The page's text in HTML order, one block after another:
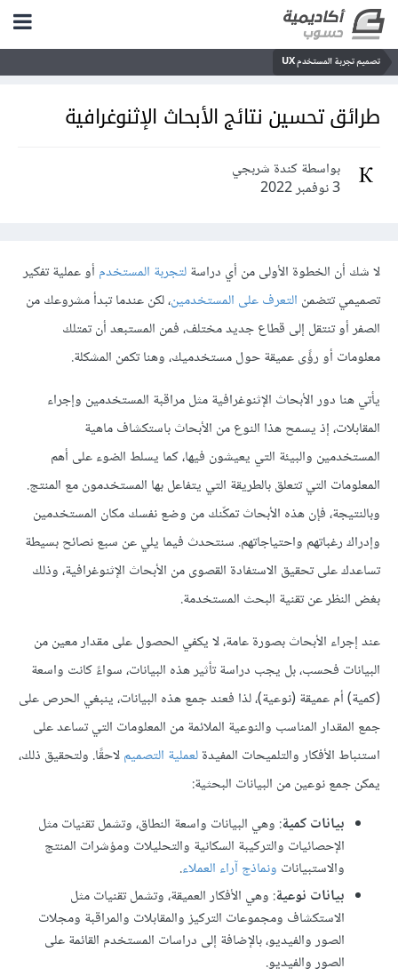
تصميم تجربة المستخدم UX
طرائق تحسين نتائج الأبحاث الإثنوغرافية
بواسطة كندة شربجي
3 نوفمبر 2022
لا شك أن الخطوة الأولى من أي دراسةلتجربة المستخدم أو عملية تفكير
تصميمي تتضمن التعرف على المستخدمين، لكن عندما تبدأ مشروعك من
الصفر أو تنتقل إلى قطاع جديد مختلف، فمن المستبعد أن تمتلك
معلومات أو رؤًى عميقة حول مستخدميك، وهنا تكمن المشكلة.
يأتي هنا دور الأبحاث الإثنوغرافية مثل مراقبة المستخدمين وإجراء
المقابلات، إذ يسمح هذا النوع من الأبحاث باستكشاف ماهية
المستخدمين والبيئة التي يعيشون فيها، كما يسلط الضوء على أهم
المعلومات التي تتعلق بالطريقة التي يتفاعل بها المستخدمون مع المنتج.
وبالنتيجة، فإن هذه الأبحاث تمكّنك من وضع نفسك مكان المستخدمين
وإدراك رغباتهم واحتياجاتهم. سنتحدث فيما يلي عن سبع نصائح بسيطة
تساعدك على تحقيق الاستفادة القصوى من الأبحاث الإثنوغرافية، وذلك
بغض النظر عن تقنية البحث المستخدمة.
عند إجراء الأبحاث بصورة عامة، لا يكفي الحصول على مقدار معين من
البيانات فحسب، بل يجب دراسة تأثير هذه البيانات، سواءً كانت واسعة
(كمية) أم عميقة (نوعية)، لذا فعند جمع هذه البيانات، ينبغي الحرص على
جمع المقدار المناسب والنوعية الملائمة من المعلومات التي تساعد على
استنباط الأفكار والتلميحات المفيدةلعملية التصميملاحقًا. ولتحقيق ذلك،
يمكن جمع نوعين من البيانات البحثية:
بيانات كمية: وهي البيانات واسعة النطاق، وتشمل تقنيات مثل
الإحصائيات والتركيبة السكانية والتحليلات ومؤشرات المنتج
والاستبيانات ونماذج آراء العملاء.
بيانات نوعية: وهي الأفكار العميقة، وتشمل تقنيات مثل
الاستكشاف ومجموعات التركيز والمقابلات والمراقبة ومجلات
الصور والفيديو، بالإضافة إلى دراسات المستخدم القائمة على
الصور والفيديو.